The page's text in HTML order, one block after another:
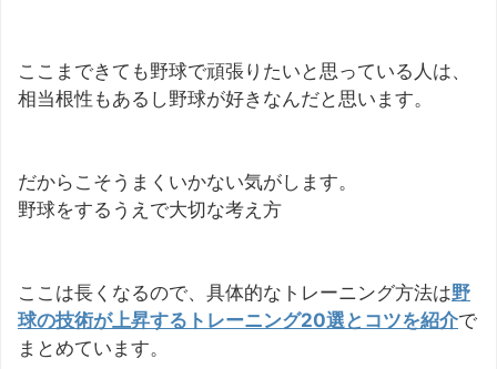
ここまできても野球で頑張りたいと思っている人は、
相当根性もあるし野球が好きなんだと思います。
だからこそうまくいかない気がします。
野球をするうえで大切な考え方
ここは長くなるので、具体的なトレーニング方法は野
球の技術が上昇するトレーニング20選とコツを紹介で
まとめています。